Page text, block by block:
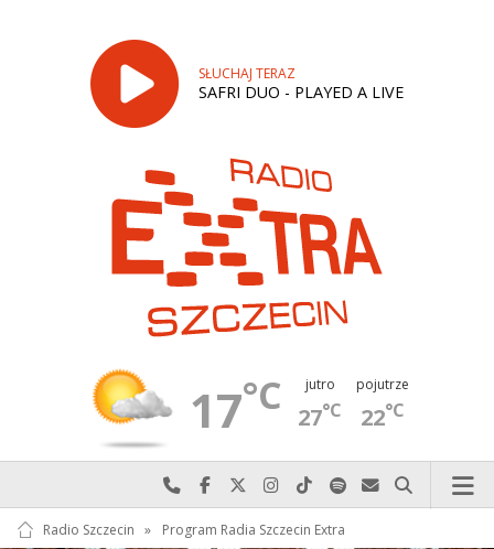
SŁUCHAJ TERAZ
SAFRI DUO - PLAYED A LIVE
17°C jutro
27°C
pojutrze
22°C
Najlepiej po prostu do nas zadzwoń
Odwiedź nas na Facebook-u
Odwiedź nas na X
Odwiedź nas na Instagram-ie
Odwiedź nas na TikTok-u
Szukaj nas na Spotify
Wyślij do nas
Szukaj
Radio Szczecin » Program Radia Szczecin Extra